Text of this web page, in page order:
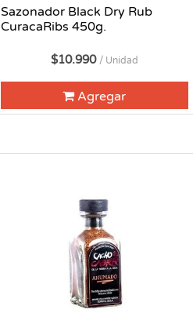
Sazonador Black Dry Rub
CuracaRibs 450g.
$10.990 / Unidad
Agregar